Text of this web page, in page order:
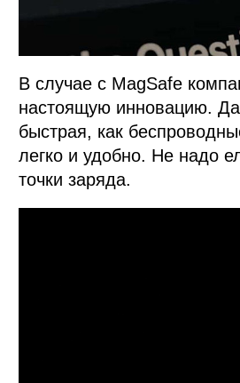
В случае с MagSafe
настоящую инновацию.
быстрая, как
легко и удобно. Не надо
точки заряда.